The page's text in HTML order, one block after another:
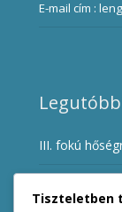
E-mail cím :
III. fokú
Tiszteletben